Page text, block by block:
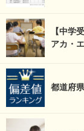
【中学
アカ・
都道府